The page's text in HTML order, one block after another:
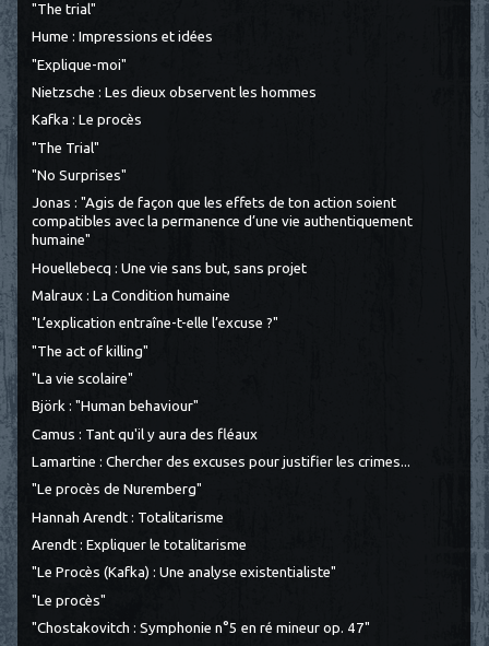
"The trial"
Hume : Impressions et idées
"Explique-moi"
Nietzsche : Les dieux observent les hommes
Kafka : Le procès
"The Trial"
"No Surprises"
Jonas : "Agis de façon que les effets de ton action soient
compatibles avec la permanence d’une vie authentiquement
humaine"
Houellebecq : Une vie sans but, sans projet
Malraux : La Condition humaine
"L’explication entraîne-t-elle l’excuse ?"
"The act of killing"
"La vie scolaire"
Björk : "Human behaviour"
Camus : Tant qu'il y aura des fléaux
Lamartine : Chercher des excuses pour justifier les crimes...
"Le procès de Nuremberg"
Hannah Arendt : Totalitarisme
Arendt : Expliquer le totalitarisme
"Le Procès (Kafka) : Une analyse existentialiste"
"Le procès"
"Chostakovitch : Symphonie n°5 en ré mineur op. 47"